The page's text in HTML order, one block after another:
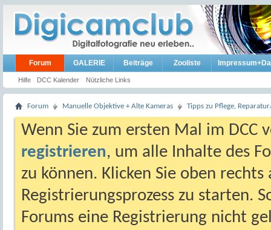
Forum
Hilfe DCC Kalender Nützliche Links
GALERIE Beiträge Zooliste
Forum Manuelle Objektive + Alte Kameras Tipps zu Pflege,
Wenn Sie zum ersten Mal im DCC
registrieren, um alle Inhalte des
zu können. Klicken Sie oben
Registrierungsprozess zu starten.
Forums eine Registrierung nicht